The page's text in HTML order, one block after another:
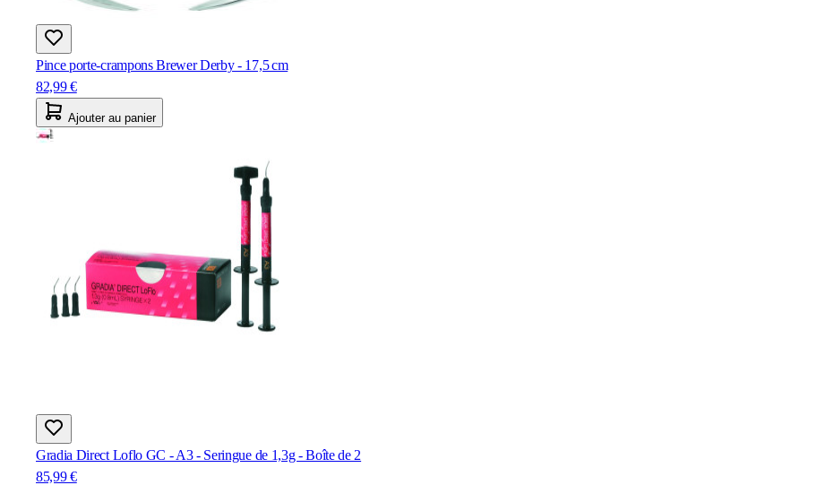
Pince porte‑crampons Brewer Derby - 17,5 cm
82,99 €
Ajouter au panier
Gradia Direct Loflo GC - A3 - Seringue de 1,3g - Boîte de 2
85,99 €